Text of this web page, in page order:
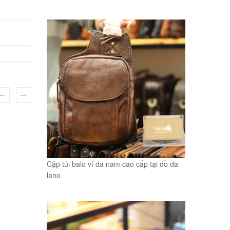
Cặp túi balo ví da nam cao cấp tại đồ da
lano